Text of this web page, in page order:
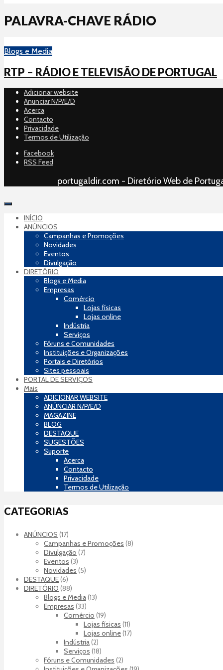
PALAVRA-CHAVE RÁDIO
Blogs e Media
RTP – RÁDIO E TELEVISÃO DE PORTUGAL
Adicionar website
Anunciar N/P/E/D
Acerca
Contacto
Privacidade
Termos de Utilização
Facebook
RSS Feed
portugaldir.com - Diretório Web de
INÍCIO
ANÚNCIOS
Campanhas e Promoções
Novidades
Eventos
Divulgação
DIRETÓRIO
Blogs e Media
Empresas
Comércio
Lojas físicas
Lojas online
Indústria
Serviços
Fóruns e Comunidades
Instituições e Organizações
Portais e Diretórios
Sites pessoais
PORTAL DE SERVIÇOS
Mais
ADICIONAR WEBSITE
ANÚNCIAR N/P/E/D
MAGAZINE
BLOG
DESTAQUE
SUGESTÕES
Suporte
Acerca
Contacto
Privacidade
Termos de Utilização
CATEGORIAS
ANÚNCIOS (17)
Campanhas e Promoções (8)
Divulgação (7)
Eventos (3)
Novidades (5)
DESTAQUE(6)
DIRETÓRIO (88)
Blogs e Media(13)
Empresas (33)
Comércio (19)
Lojas físicas (11)
Lojas online(17)
Indústria(2)
Serviços (18)
Fóruns e Comunidades (2)